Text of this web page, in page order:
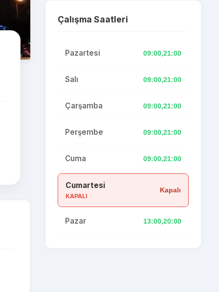
Çalışma Saatleri
Pazartesi 09:00,21:00
Salı 09:00,21:00
Çarşamba 09:00,21:00
Perşembe 09:00,21:00
Cuma 09:00,21:00
Cumartesi
KAPALI
Kapalı
Pazar 13:00,20:00